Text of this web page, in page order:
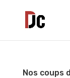
Nos coups